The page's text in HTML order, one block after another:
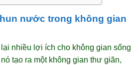
nước trong không gian
nhiều lợi ích cho không gian sống
tạo ra một không gian thư giãn,